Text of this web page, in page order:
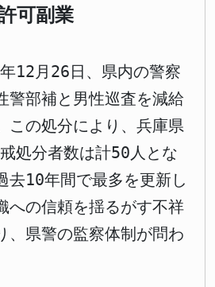
可副業
12月26日、県内の警察
警部補と男性巡査を減給
この処分により、兵庫県
処分者数は計50人とな
去10年間で最多を更新し
への信頼を揺るがす不祥
、県警の監察体制が問わ